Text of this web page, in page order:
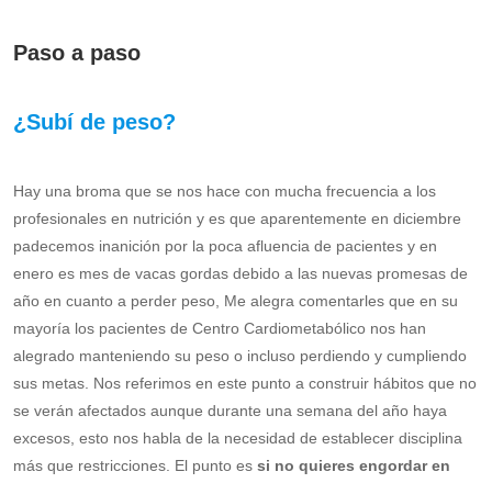
Paso a paso
¿Subí de peso?
Hay una broma que se nos hace con mucha frecuencia a los
profesionales en nutrición y es que aparentemente en diciembre
padecemos inanición por la poca afluencia de pacientes y en
enero es mes de vacas gordas debido a las nuevas promesas de
año en cuanto a perder peso, Me alegra comentarles que en su
mayoría los pacientes de Centro Cardiometabólico nos han
alegrado manteniendo su peso o incluso perdiendo y cumpliendo
sus metas. Nos referimos en este punto a construir hábitos que no
se verán afectados aunque durante una semana del año haya
excesos, esto nos habla de la necesidad de establecer disciplina
más que restricciones. El punto es si no quieres engordar en